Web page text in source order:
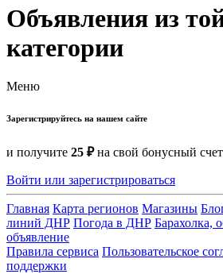
Объявления из
категории
Меню
Зарегистрируйтесь на нашем сайте
и получите 25 ₽на свой бонусный
Войти или зарегистрироваться
Главная Карта регионов Магазины
линий ДНР Погода в ДНР Барахолка,
объявление
Правила сервиса Пользовательское
поддержки